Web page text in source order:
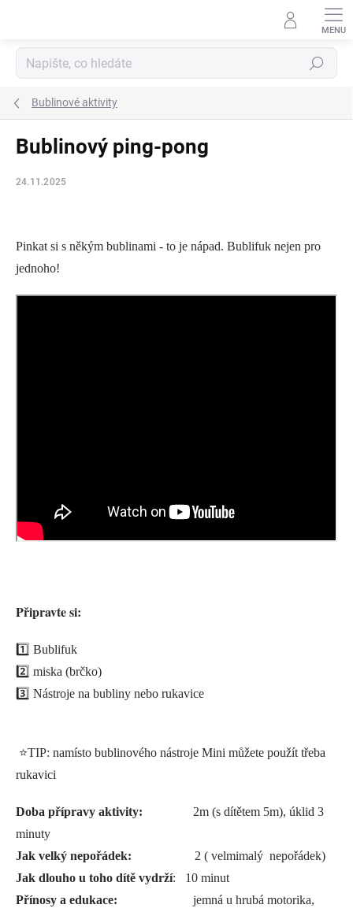
Hledat
Bublinové aktivity
Bublinový ping-pong
24.11.2025
Pinkat si s někým bublinami - to je nápad. Bublifuk nejen pro
jednoho!
Připravte si:
1️⃣ Bublifuk
2️⃣ miska (brčko)
3️⃣ Nástroje na bubliny nebo rukavice
⭐️TIP: namísto bublinového nástroje Mini můžete použít třeba
rukavici
Doba přípravy aktivity: 2m (s dítětem 5m), úklid 3
minuty
Jak velký nepořádek: 2 ( velmimalý nepořádek)
Jak dlouho u toho dítě vydrží: 10 minut
Přínosy a edukace: jemná u hrubá motorika,